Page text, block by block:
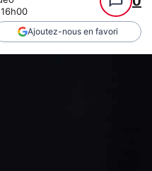
Ajoutez-nous en favori